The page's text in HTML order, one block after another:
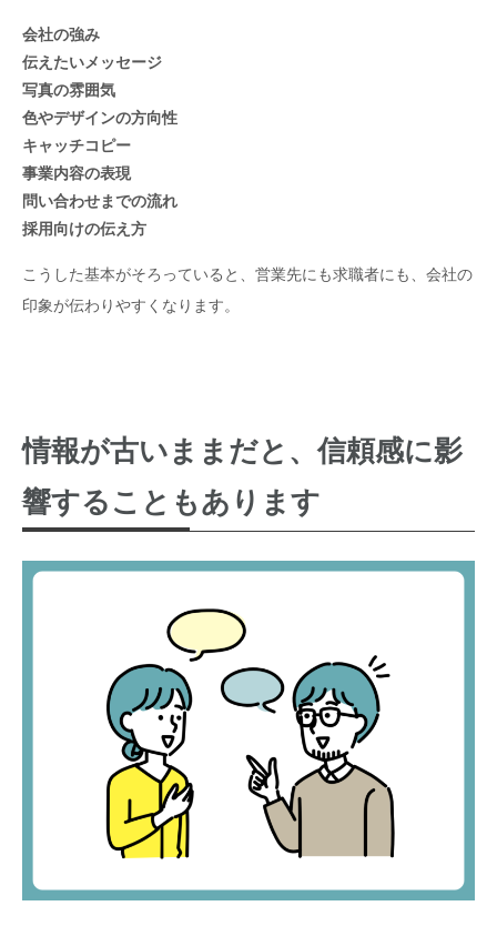
会社の強み
伝えたいメッセージ
写真の雰囲気
色やデザインの方向性
キャッチコピー
事業内容の表現
問い合わせまでの流れ
採用向けの伝え方
こうした基本がそろっていると、営業先にも求職者にも、会社の
印象が伝わりやすくなります。
情報が古いままだと、信頼感に影
響することもあります